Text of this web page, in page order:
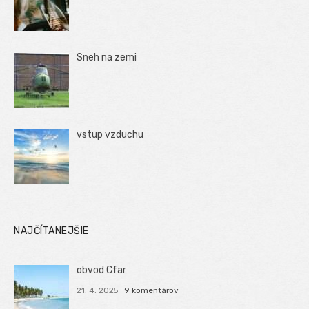
Sneh na zemi
vstup vzduchu
NAJČÍTANEJŠIE
obvod Cfar
21. 4. 2025 9 komentárov